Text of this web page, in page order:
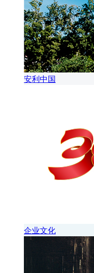
安利中国
企业文化